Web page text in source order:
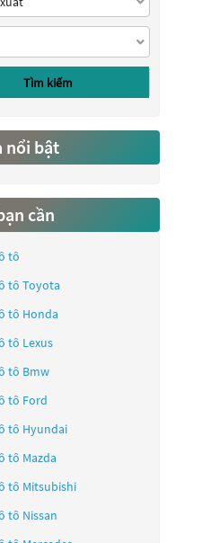
Tìm kiếm
nổi bật
cần
tô
tô Toyota
tô Honda
tô Lexus
tô Bmw
tô Ford
tô Hyundai
tô Mazda
tô Mitsubishi
tô Nissan